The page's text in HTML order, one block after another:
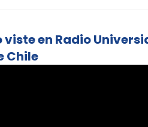
viste en Radio
Chile